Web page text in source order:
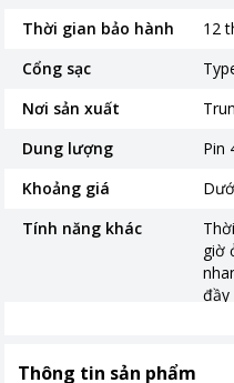
Thời gian bảo hành
12
Cổng sạc
Nơi sản xuất
Dung lượng
Pin
Khoảng giá
Tính năng khác
giờ
đầy
Thông tin sản phẩm